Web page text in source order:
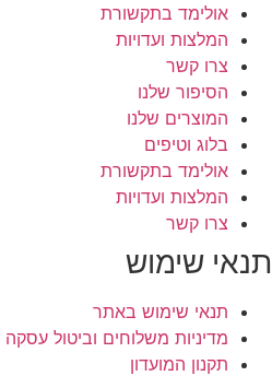
אולימד בתקשורת
המלצות ועדויות
צרו קשר
הסיפור שלנו
המוצרים שלנו
בלוג וטיפים
אולימד בתקשורת
המלצות ועדויות
צרו קשר
תנאי שימוש
תנאי שימוש באתר
מדיניות משלוחים וביטול עסקה
תקנון המועדון